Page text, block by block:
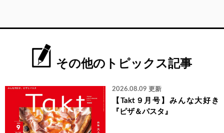
その他のトピックス記事
2026.08.09 更新
【Takt９月号】みんな大好き
『ピザ＆パスタ』